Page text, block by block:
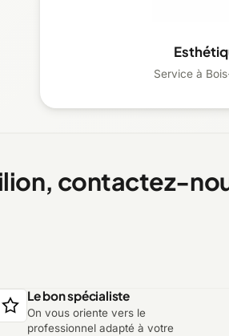
Service à
contactez-
Le bon spécialiste
On vous oriente vers le
professionnel adapté à votre